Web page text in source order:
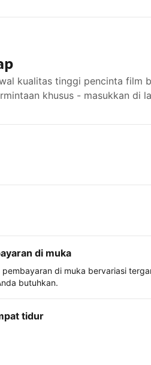
kualitas tinggi pencinta film
khusus - masukkan di
di muka
pembayaran di muka bervariasi
butuhkan.
tidur